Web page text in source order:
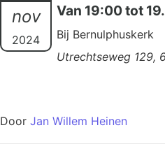
nov
2024
Van 19:00 tot
Bij Bernulphuskerk
Utrechtseweg 129,
Door Jan Willem Heinen